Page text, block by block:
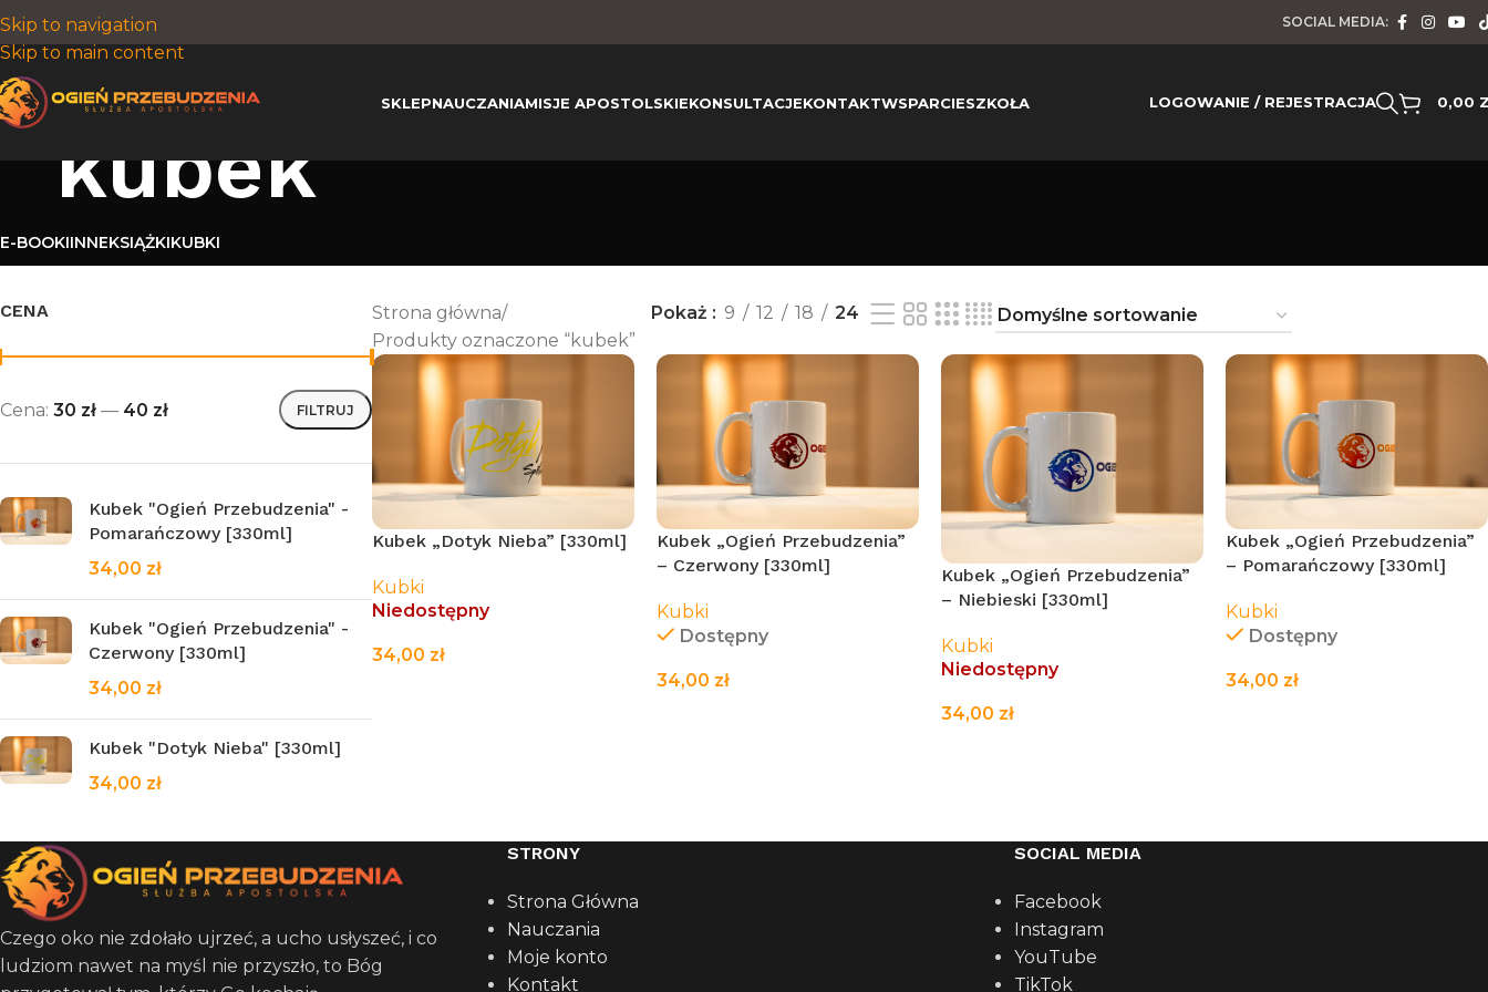
Skip to navigation
Skip to main content
SOCIAL MEDIA:
SKLEPNAUCZANIAMISJE APOSTOLSKIEKONSULTACJEKONTAKTWSPARCIESZKOŁA LOGOWANIE / REJESTRACJA 0,00
kubek
E-BOOKIINNEKSIĄŻKIKUBKI
CENA
FILTRUJ
Cena: 30 zł — 40 zł
Kubek "Ogień Przebudzenia" -
Pomarańczowy [330ml]
34,00 zł
Kubek "Ogień Przebudzenia" -
Czerwony [330ml]
34,00 zł
Kubek "Dotyk Nieba" [330ml]
34,00 zł
Strona główna
Produkty oznaczone “kubek”
Pokaż 9 12 18 24
Kubek „Dotyk Nieba” [330ml]
Kubki
Niedostępny
34,00 zł
Kubek „Ogień Przebudzenia”
– Czerwony [330ml]
Kubki
Dostępny
34,00 zł
Kubek „Ogień Przebudzenia”
– Niebieski [330ml]
Kubki
Niedostępny
34,00 zł
Kubek „Ogień Przebudzenia”
– Pomarańczowy [330ml]
Kubki
Dostępny
34,00 zł
Czego oko nie zdołało ujrzeć, a ucho usłyszeć, i co
ludziom nawet na myśl nie przyszło, to Bóg
STRONY
Strona Główna
Nauczania
Moje konto
Kontakt
SOCIAL MEDIA
Facebook
Instagram
YouTube
TikTok